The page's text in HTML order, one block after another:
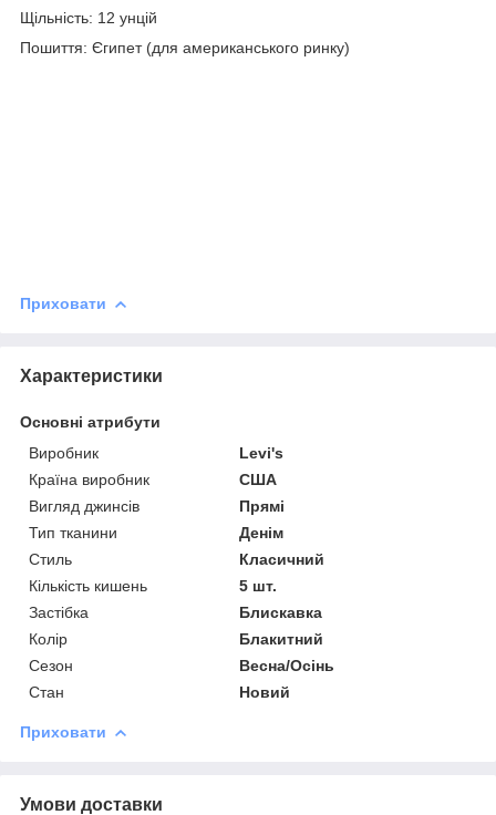
Щільність: 12 унцій
Пошиття: Єгипет (для американського ринку)
Приховати
Характеристики
Основні атрибути
Виробник
Levi's
Країна виробник
США
Вигляд джинсів
Прямі
Тип тканини
Денім
Стиль
Класичний
Кількість кишень
5 шт.
Застібка
Блискавка
Колір
Блакитний
Сезон
Весна/Осінь
Стан
Новий
Приховати
Умови доставки